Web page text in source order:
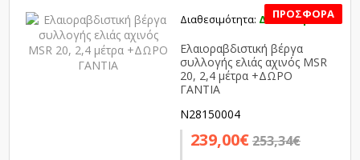
Διαθεσιμότητα: Διαθέσιμο
Ελαιοραβδιστική βέργα
συλλογής ελιάς αχινός MSR
20, 2,4 μέτρα +ΔΩΡΟ
ΓΑΝΤΙΑ
N28150004
239,00€253,34€